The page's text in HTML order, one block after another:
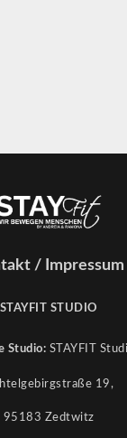
/ Impressum
STAYFIT STUDIO
Studio: STAYFIT
19,
95183 Zedtwitz